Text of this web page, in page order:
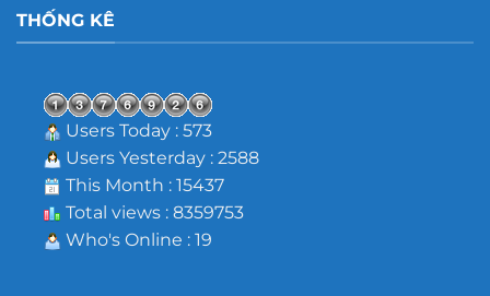
THỐNG KÊ
Users Today : 573
Users Yesterday : 2588
This Month : 15437
Total views : 8359753
Who's Online : 19